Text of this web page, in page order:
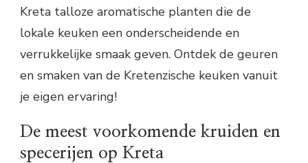
Kreta talloze aromatische planten die de
lokale keuken een onderscheidende en
verrukkelijke smaak geven. Ontdek de geuren
en smaken van de Kretenzische keuken vanuit
je eigen ervaring!
De meest voorkomende kruiden en
specerijen op Kreta